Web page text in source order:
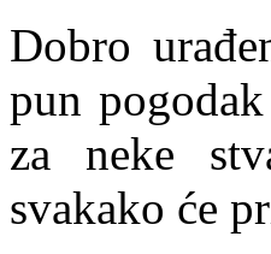
Dobro
pun
za neke
svakako će